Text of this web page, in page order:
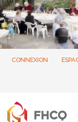
CONNEXION